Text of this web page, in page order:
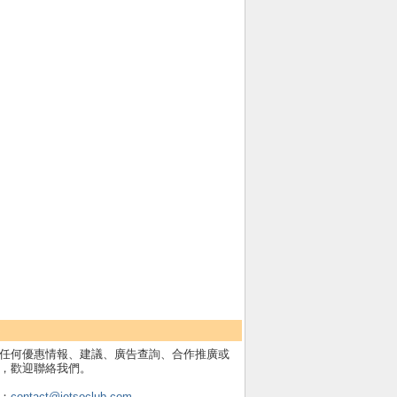
何優惠情報、建議、廣告查詢、合作推廣或
歡迎聯絡我們。